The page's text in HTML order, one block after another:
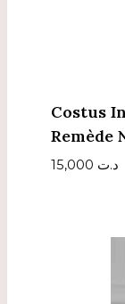
Costus
Remède
د.ت